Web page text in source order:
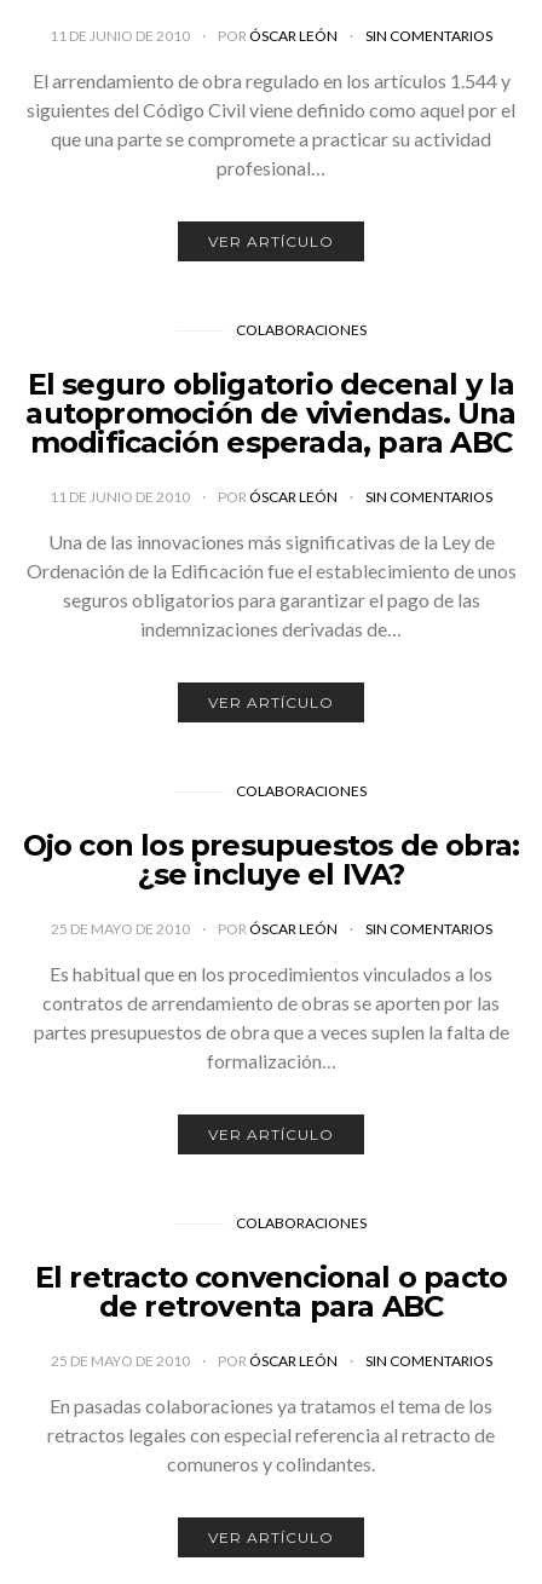
11 DE JUNIO DE 2010 PORÓSCAR LEÓN SIN COMENTARIOS
El arrendamiento de obra regulado en los artículos 1.544 y
siguientes del Código Civil viene definido como aquel por el
que una parte se compromete a practicar su actividad
profesional…
VER ARTÍCULO
COLABORACIONES
El seguro obligatorio decenal y la
autopromoción de viviendas. Una
modificación esperada, para ABC
11 DE JUNIO DE 2010 PORÓSCAR LEÓN SIN COMENTARIOS
Una de las innovaciones más significativas de la Ley de
Ordenación de la Edificación fue el establecimiento de unos
seguros obligatorios para garantizar el pago de las
indemnizaciones derivadas de…
VER ARTÍCULO
COLABORACIONES
Ojo con los presupuestos de obra:
¿se incluye el IVA?
25 DE MAYO DE 2010 PORÓSCAR LEÓN SIN COMENTARIOS
Es habitual que en los procedimientos vinculados a los
contratos de arrendamiento de obras se aporten por las
partes presupuestos de obra que a veces suplen la falta de
formalización…
VER ARTÍCULO
COLABORACIONES
El retracto convencional o pacto
de retroventa para ABC
25 DE MAYO DE 2010 PORÓSCAR LEÓN SIN COMENTARIOS
En pasadas colaboraciones ya tratamos el tema de los
retractos legales con especial referencia al retracto de
comuneros y colindantes.
VER ARTÍCULO